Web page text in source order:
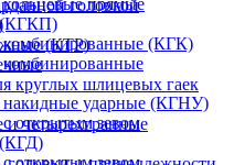
головкой
(КТР)
круглых шлицевых гаек
четырехгранные
прямые
(КГКП)
(КГК)
ударные (КГНУ)
открытым зевом
(КГД)